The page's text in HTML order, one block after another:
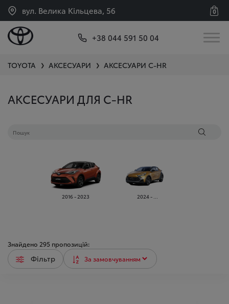
вул. Велика Кільцева, 56 0
+38 044 591 50 04
TOYOTA ❯ АКСЕСУАРИ ❯ АКСЕСУАРИ C-HR
АКСЕСУАРИ ДЛЯ C-HR
2016 - 2023 2024 - ...
Знайдено 295 пропозицій:
Фільтр